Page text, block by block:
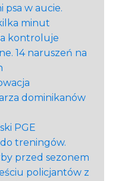
psa w aucie.
minut
kontroluje
14 naruszeń na
dominikanów
PGE
treningów.
przed sezonem
policjantów z